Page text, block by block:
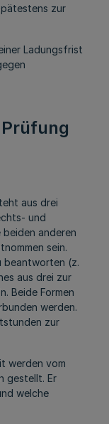
zur
Ladungsfrist
aus drei
und
anderen
sein.
beantworten (z.
aus drei zur
Beide Formen
werden.
zur
werden vom
gestellt. Er
welche